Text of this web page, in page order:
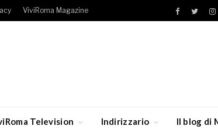
ViviRoma Magazine Facebook
Twitter
Television Indirizzario Il blog di